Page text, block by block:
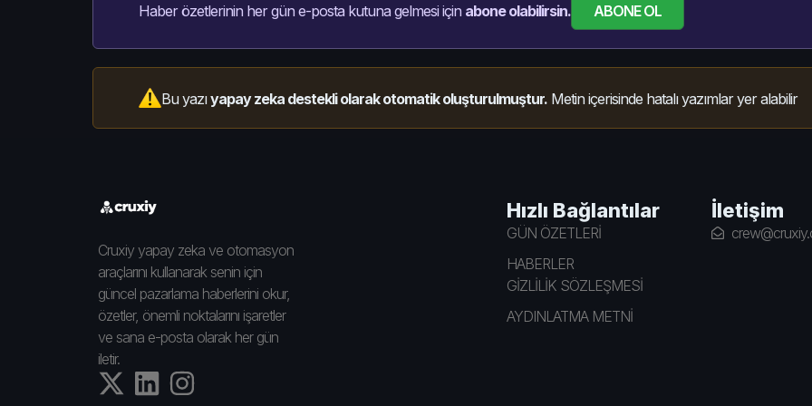
Haber özetlerinin her gün e-posta kutuna gelmesi için abone olabilirsin. ABONE OL
Bu yazıyapay zeka destekli olarak otomatik oluşturulmuştur. Metin içerisinde hatalı yazımlar yer alabilir
Cruxiy yapay zeka ve otomasyon
araçlarını kullanarak senin için
güncel pazarlama haberlerini okur,
özetler, önemli noktalarını işaretler
ve sana e-posta olarak her gün
iletir.
Hızlı Bağlantılar
GÜN ÖZETLERİ
HABERLER
GİZLİLİK SÖZLEŞMESİ
AYDINLATMA METNİ
İletişim